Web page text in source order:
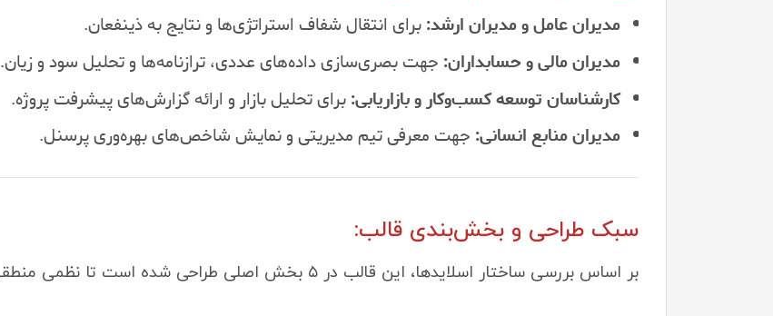
مدیران عامل و مدیران ارشد:برای انتقال شفاف استراتژی‌ها و نتایج به ذینفعان.
مدیران مالی و حسابداران: جهت بصری‌سازی داده‌های عددی، ترازنامه‌ها و تحلیل سود و زیان.
کارشناسان توسعه کسب‌وکار و بازاریابی:برای تحلیل بازار و ارائه گزارش‌های پیشرفت پروژه.
مدیران منابع انسانی: جهت معرفی تیم مدیریتی و نمایش شاخص‌های بهره‌وری پرسنل.
سبک طراحی و بخش‌بندی قالب:
بر اساس بررسی ساختار اسلایدها، این قالب در ۵ بخش اصلی طراحی شده است تا نظمی منطقی به ارائه شما ببخشد: